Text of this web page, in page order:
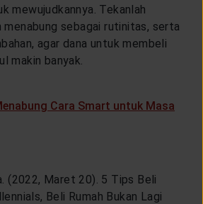
mewujudkannya. Tekanlah
menabung sebagai rutinitas, serta
agar dana untuk membeli
makin banyak.
Cara Smart untuk Masa
(2022, Maret 20). 5 Tips Beli
Beli Rumah Bukan Lagi